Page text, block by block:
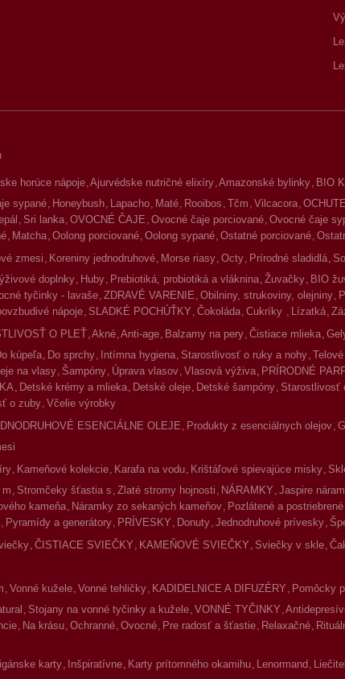
horúce nápoje Ajurvédske nutričné elixíry Amazonské bylinky BIO
sypané Honeybush Lapacho Maté Rooibos Tčm Vilcacora
Sri lanka OVOCNÉ ČAJE Ovocné čaje porciované Ovocné čaje
Matcha Oolong porciované Oolong sypané Ostatné porciované
zmesi Koreniny jednodruhové Morse riasy Octy Prírodné sladidlá
doplnky Huby Prebiotiká, probiotiká a vláknina Žuvačky BIO
tyčinky - lavaše ZDRAVÉ VARENIE Obilniny, strukoviny, olejniny
nápoje SLADKÉ POCHÚŤKY Čokoláda Cukríky Lízatká
O PLEŤ Akné Anti-age Balzamy na pery Čistiace mlieka
kúpeľa Do sprchy Intímna hygiena Starostlivosť o ruky a nohy
na vlasy Šampóny Úprava vlasov Vlasová výživa PRÍRODNÉ
Detské krémy a mlieka Detské oleje Detské šampóny Starostlivosť
o zuby Včelie výrobky
ESENCIÁLNE OLEJE Produkty z esenciálnych olejov
Kameňové kolekcie Karafa na vodu Krištáľové spievajúce misky
Stromčeky šťastia s Zlaté stromy hojnosti NÁRAMKY Jaspire
kameňa Náramky zo sekaných kameňov Pozlátené a
Pyramídy a generátory PRÍVESKY Donuty Jednodruhové prívesky
ČISTIACE SVIEČKY KAMEŇOVÉ SVIEČKY Sviečky v skle
Vonné kužele Vonné tehličky KADIDELNICE A DIFUZÉRY Pomôcky
Stojany na vonné tyčinky a kužele VONNÉ TYČINKY
Na krásu Ochranné Ovocné Pre radosť a šťastie Relaxačné
karty Inšpiratívne Karty prítomného okamihu Lenormand